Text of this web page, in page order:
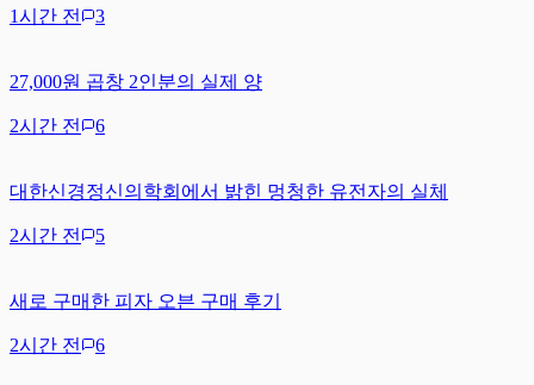
1시간 전 3
27,000원 곱창 2인분의 실제 양
2시간 전 6
대한신경정신의학회에서 밝힌 멍청한 유전자의 실체
2시간 전 5
새로 구매한 피자 오븐 구매 후기
2시간 전 6